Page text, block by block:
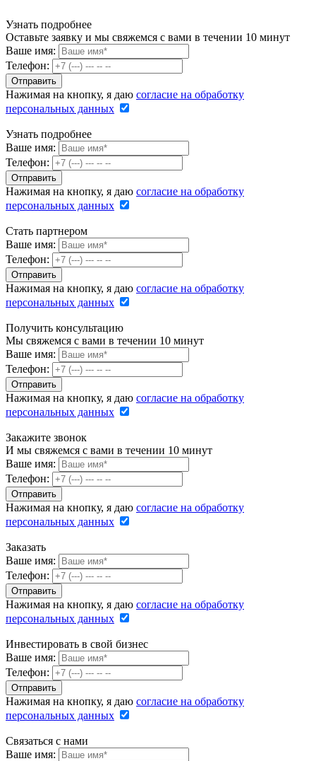
Узнать подробнее
Оставьте заявку и мы свяжемся с вами в течении 10 минут
Ваше имя:
Телефон:
Нажимая на кнопку, я даю согласие на обработку
персональных данных
Узнать подробнее
Ваше имя:
Телефон:
Нажимая на кнопку, я даю согласие на обработку
персональных данных
Стать партнером
Ваше имя:
Телефон:
Нажимая на кнопку, я даю согласие на обработку
персональных данных
Получить консультацию
Мы свяжемся с вами в течении 10 минут
Ваше имя:
Телефон:
Нажимая на кнопку, я даю согласие на обработку
персональных данных
Закажите звонок
И мы свяжемся с вами в течении 10 минут
Ваше имя:
Телефон:
Нажимая на кнопку, я даю согласие на обработку
персональных данных
Заказать
Ваше имя:
Телефон:
Нажимая на кнопку, я даю согласие на обработку
персональных данных
Инвестировать в свой бизнес
Ваше имя:
Телефон:
Нажимая на кнопку, я даю согласие на обработку
персональных данных
Связаться с нами
Ваше имя: